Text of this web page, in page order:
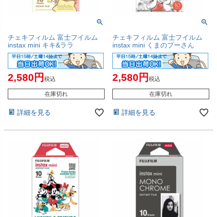
チェキフィルム 富士フイルム
instax mini キキ&ララ
2,580 税込
在庫切れ
詳細を見る
チェキフィルム 富士フイルム
instax mini くまのプーさん
2,580 税込
在庫切れ
詳細を見る